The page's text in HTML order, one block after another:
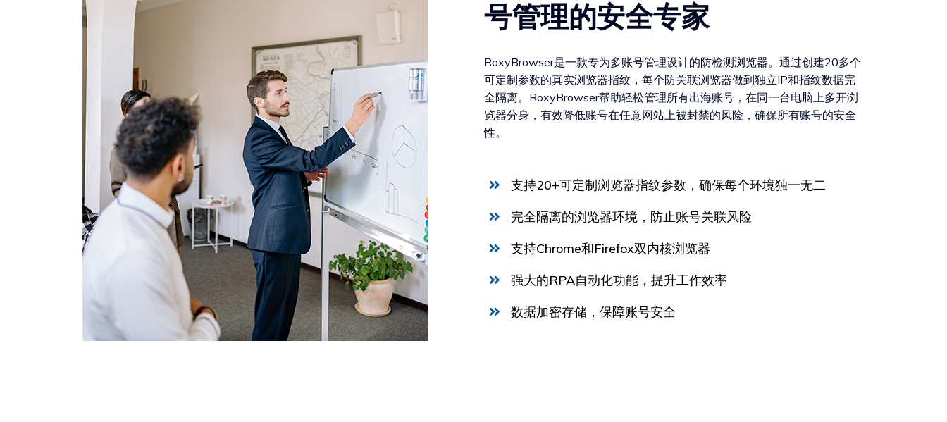
号管理的安全专家
RoxyBrowser是一款专为多账号管理设计的防检测浏览器。通过创建20多个
可定制参数的真实浏览器指纹，每个防关联浏览器做到独立IP和指纹数据完
全隔离。RoxyBrowser帮助轻松管理所有出海账号，在同一台电脑上多开浏
览器分身，有效降低账号在任意网站上被封禁的风险，确保所有账号的安全
性。
支持20+可定制浏览器指纹参数，确保每个环境独一无二
完全隔离的浏览器环境，防止账号关联风险
支持Chrome和Firefox双内核浏览器
强大的RPA自动化功能，提升工作效率
数据加密存储，保障账号安全